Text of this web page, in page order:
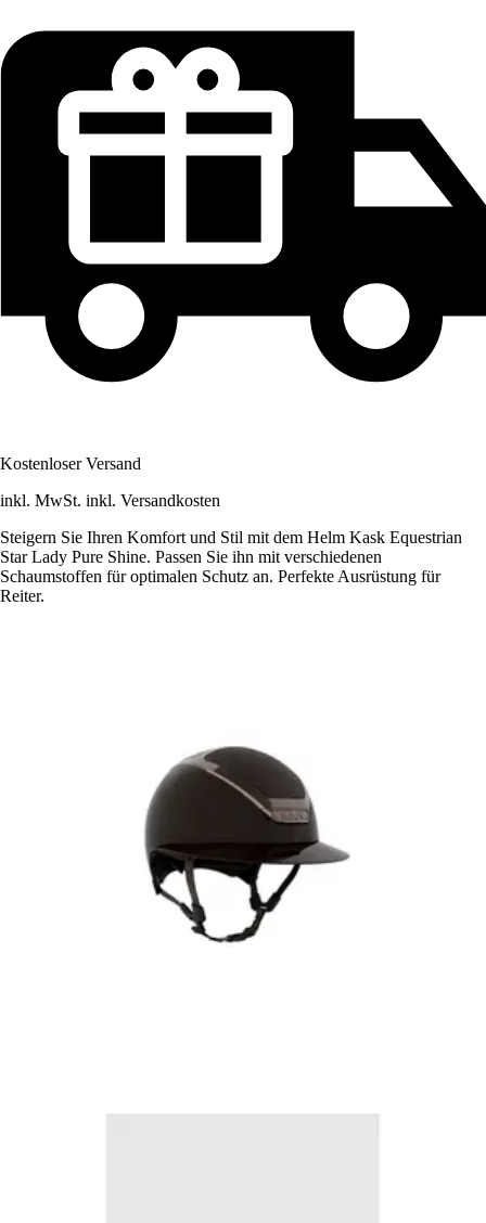
Kostenloser Versand
inkl. MwSt. inkl. Versandkosten
Steigern Sie Ihren Komfort und Stil mit dem Helm Kask Equestrian
Star Lady Pure Shine. Passen Sie ihn mit verschiedenen
Schaumstoffen für optimalen Schutz an. Perfekte Ausrüstung für
Reiter.